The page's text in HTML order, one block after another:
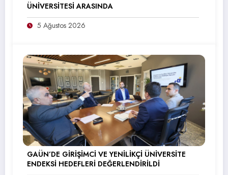
ÜNİVERSİTESİ ARASINDA
5 Ağustos 2026
GAÜN’DE GİRİŞİMCİ VE YENİLİKÇİ ÜNİVERSİTE
ENDEKSİ HEDEFLERİ DEĞERLENDİRİLDİ